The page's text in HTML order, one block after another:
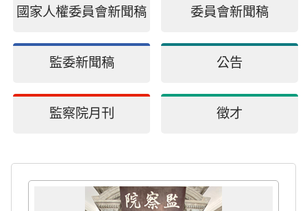
國家人權委員會新聞稿 委員會新聞稿
監委新聞稿 公告
監察院月刊 徵才